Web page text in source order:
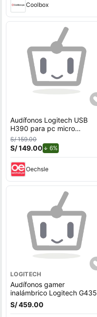
Coolbox
Audífonos Logitech USB
H390 para pc micro
bidireccional canc-ruido
Negro
S/ 159.00
S/ 149.00 6%
Oechsle
LOGITECH
Audífonos gamer
inalámbrico Logitech G435
Lightspeed, conexión
bluetooth y usb, 45 ohm,
S/ 459.00